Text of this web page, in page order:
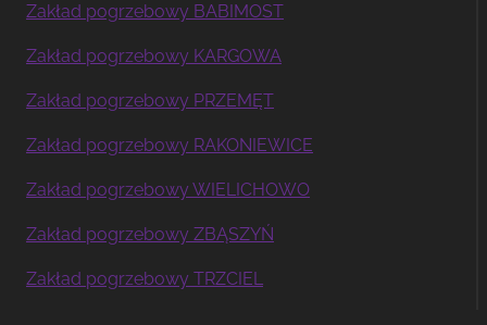
Zakład pogrzebowy BABIMOST
Zakład pogrzebowy KARGOWA
Zakład pogrzebowy PRZEMĘT
Zakład pogrzebowy RAKONIEWICE
Zakład pogrzebowy WIELICHOWO
Zakład pogrzebowy ZBĄSZYŃ
Zakład pogrzebowy TRZCIEL